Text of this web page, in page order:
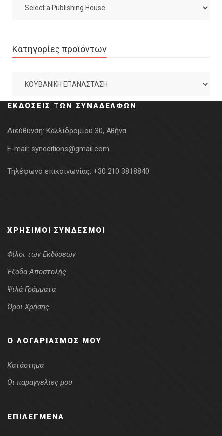
Κατηγορίες προϊόντων
ΕΚΔΌΣΕΙΣ ΤΩΝ ΣΥΝΑΔΈΛΦΩΝ
Διεύθυνση: Καλλιδρομίου 30, Αθήνα
E-mail: syneditions@gmail.com
Τηλέφωνο επικοινωνίας: +30 210 3818840
ΧΡΉΣΙΜΟΙ ΣΎΝΔΕΣΜΟΙ
Φίλοι των Εκδόσεων
Έξοδα Αποστολής
Ψιλά Γράμματα
Όροι Χρήσης
Ο ΛΟΓΑΡΙΑΣΜΌΣ ΜΟΥ
Κατάστημα
Οι παραγγελίες μου
ΕΠΙΛΕΓΜΈΝΑ